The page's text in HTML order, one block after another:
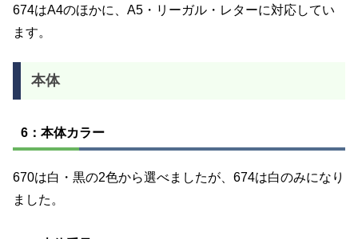
674はA4のほかに、A5・リーガル・レターに対応してい
ます。
本体
6：本体カラー
670は白・黒の2色から選べましたが、674は白のみになり
ました。